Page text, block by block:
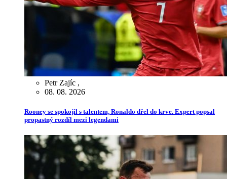
Petr Zajíc ,
08. 08. 2026
Rooney se spokojil s talentem, Ronaldo dřel do krve. Expert popsal
propastný rozdíl mezi legendami